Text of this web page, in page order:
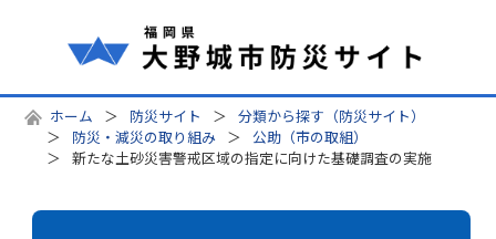
ホーム 防災サイト
分類から探す（防災サイト）
防災・減災の取り組み
公助（市の取組）
新たな土砂災害警戒区域の指定に向けた基礎調査の実施